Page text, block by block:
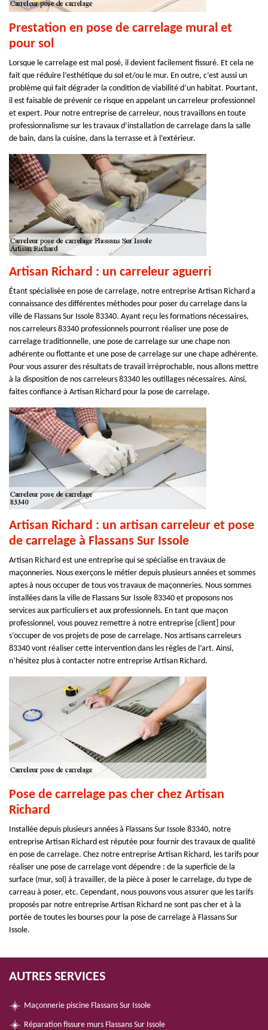
Prestation en pose de carrelage mural et
pour sol
Lorsque le carrelage est mal posé, il devient facilement fissuré. Et cela ne
fait que réduire l’esthétique du sol et/ou le mur. En outre, c’est aussi un
problème qui fait dégrader la condition de viabilité d’un habitat. Pourtant,
il est faisable de prévenir ce risque en appelant un carreleur professionnel
et expert. Pour notre entreprise de carreleur, nous travaillons en toute
professionnalisme sur les travaux d’installation de carrelage dans la salle
de bain, dans la cuisine, dans la terrasse et à l’extérieur.
Artisan Richard : un carreleur aguerri
Étant spécialisée en pose de carrelage, notre entreprise Artisan Richard a
connaissance des différentes méthodes pour poser du carrelage dans la
ville de Flassans Sur Issole 83340. Ayant reçu les formations nécessaires,
nos carreleurs 83340 professionnels pourront réaliser une pose de
carrelage traditionnelle, une pose de carrelage sur une chape non
adhérente ou flottante et une pose de carrelage sur une chape adhérente.
Pour vous assurer des résultats de travail irréprochable, nous allons mettre
à la disposition de nos carreleurs 83340 les outillages nécessaires. Ainsi,
faites confiance à Artisan Richard pour la pose de carrelage.
Artisan Richard : un artisan carreleur et pose
de carrelage à Flassans Sur Issole
Artisan Richard est une entreprise qui se spécialise en travaux de
maçonneries. Nous exerçons le métier depuis plusieurs années et sommes
aptes à nous occuper de tous vos travaux de maçonneries. Nous sommes
installées dans la ville de Flassans Sur Issole 83340 et proposons nos
services aux particuliers et aux professionnels. En tant que maçon
professionnel, vous pouvez remettre à notre entreprise {client] pour
s’occuper de vos projets de pose de carrelage. Nos artisans carreleurs
83340 vont réaliser cette intervention dans les règles de l’art. Ainsi,
n’hésitez plus à contacter notre entreprise Artisan Richard.
Pose de carrelage pas cher chez Artisan
Richard
Installée depuis plusieurs années à Flassans Sur Issole 83340, notre
entreprise Artisan Richard est réputée pour fournir des travaux de qualité
en pose de carrelage. Chez notre entreprise Artisan Richard, les tarifs pour
réaliser une pose de carrelage vont dépendre : de la superficie de la
surface (mur, sol) à travailler, de la pièce à poser le carrelage, du type de
carreau à poser, etc. Cependant, nous pouvons vous assurer que les tarifs
proposés par notre entreprise Artisan Richard ne sont pas cher et à la
portée de toutes les bourses pour la pose de carrelage à Flassans Sur
Issole.
AUTRES SERVICES
Maçonnerie piscine Flassans Sur Issole
Réparation fissure murs Flassans Sur Issole